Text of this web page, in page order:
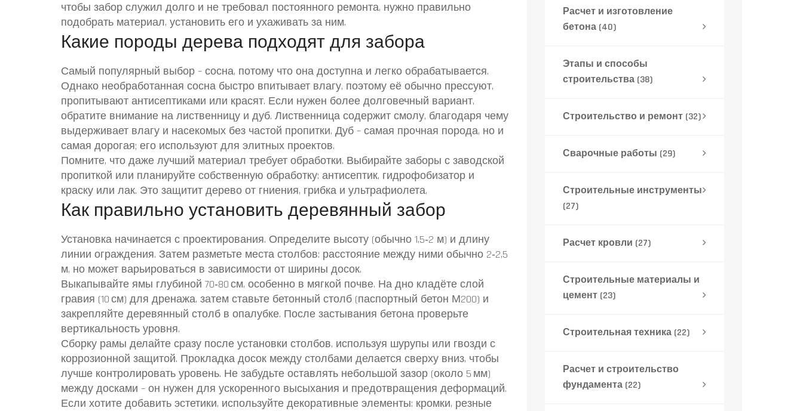
чтобы забор служил долго и не требовал постоянного ремонта, нужно правильно
подобрать материал, установить его и ухаживать за ним.
Какие породы дерева подходят для забора
Самый популярный выбор – сосна, потому что она доступна и легко обрабатывается.
Однако необработанная сосна быстро впитывает влагу, поэтому её обычно прессуют,
пропитывают антисептиками или красят. Если нужен более долговечный вариант,
обратите внимание на лиственницу и дуб. Лиственница содержит смолу, благодаря чему
выдерживает влагу и насекомых без частой пропитки. Дуб – самая прочная порода, но и
самая дорогая; его используют для элитных проектов.
Помните, что даже лучший материал требует обработки. Выбирайте заборы с заводской
пропиткой или планируйте собственную обработку: антисептик, гидрофобизатор и
краску или лак. Это защитит дерево от гниения, грибка и ультрафиолета.
Как правильно установить деревянный забор
Установка начинается с проектирования. Определите высоту (обычно 1,5‑2 м) и длину
линии ограждения. Затем разметьте места столбов: расстояние между ними обычно 2‑2,5
м, но может варьироваться в зависимости от ширины досок.
Выкапывайте ямы глубиной 70‑80 см, особенно в мягкой почве. На дно кладёте слой
гравия (10 см) для дренажа, затем ставьте бетонный столб (паспортный бетон М200) и
закрепляйте деревянный столб в опалубке. После застывания бетона проверьте
вертикальность уровня.
Сборку рамы делайте сразу после установки столбов, используя шурупы или гвозди с
коррозионной защитой. Прокладка досок между столбами делается сверху вниз, чтобы
лучше контролировать уровень. Не забудьте оставлять небольшой зазор (около 5 мм)
между досками – он нужен для ускоренного высыхания и предотвращения деформаций.
Если хотите добавить эстетики, используйте декоративные элементы: кромки, резные
Расчет и изготовление
бетона (40)
Этапы и способы
строительства (38)
Строительство и ремонт (32)
Сварочные работы (29)
Строительные инструменты
(27)
Расчет кровли (27)
Строительные материалы и
цемент (23)
Строительная техника (22)
Расчет и строительство
фундамента (22)